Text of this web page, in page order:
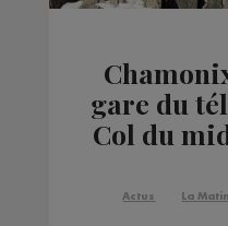
gare du
Col du
Actus La